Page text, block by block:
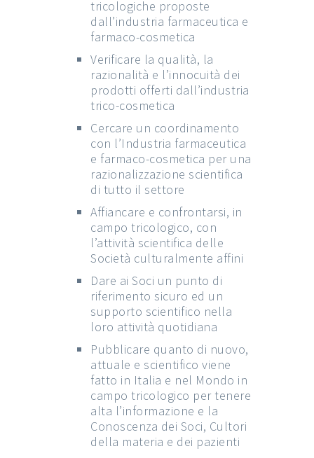
tricologiche proposte
dall’industria farmaceutica e
farmaco-cosmetica
Verificare la qualità, la
razionalità e l’innocuità dei
prodotti offerti dall’industria
trico-cosmetica
Cercare un coordinamento
con l’Industria farmaceutica
e farmaco-cosmetica per una
razionalizzazione scientifica
di tutto il settore
Affiancare e confrontarsi, in
campo tricologico, con
l’attività scientifica delle
Società culturalmente affini
Dare ai Soci un punto di
riferimento sicuro ed un
supporto scientifico nella
loro attività quotidiana
Pubblicare quanto di nuovo,
attuale e scientifico viene
fatto in Italia e nel Mondo in
campo tricologico per tenere
alta l’informazione e la
Conoscenza dei Soci, Cultori
della materia e dei pazienti